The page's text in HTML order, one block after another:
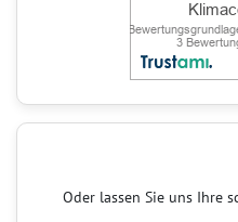
Oder lassen Sie uns Ihre